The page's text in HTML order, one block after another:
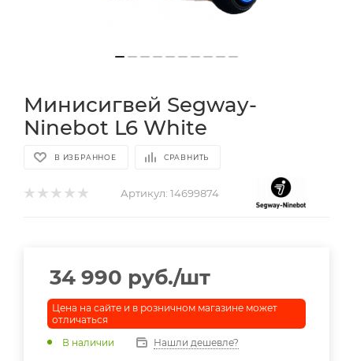
Минисигвей Segway-
Ninebot L6 White
В ИЗБРАННОЕ СРАВНИТЬ
Артикул: 14699874
34 990 руб./шт
Цена на сайте и в розничном магазине может
отличаться
В наличии
Нашли дешевле?